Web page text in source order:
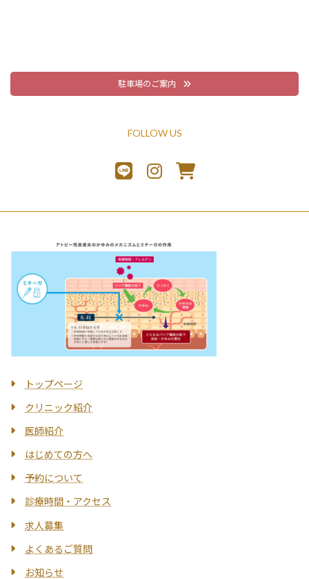
駐車場のご案内
FOLLOW US
トップページ
クリニック紹介
医師紹介
はじめての方へ
予約について
診療時間・アクセス
求人募集
よくあるご質問
お知らせ